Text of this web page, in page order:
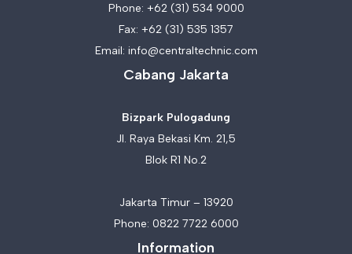
Phone: +62 (31) 534 9000
Fax: +62 (31) 535 1357
Email: info@centraltechnic.com
Cabang Jakarta
Bizpark Pulogadung
Jl. Raya Bekasi Km. 21,5
Blok R1 No.2
Jakarta Timur – 13920
Phone: 0822 7722 6000
Information